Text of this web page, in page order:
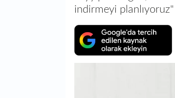
indirmeyi